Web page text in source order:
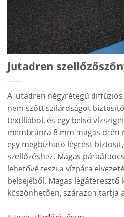
Jutadren
A Jutadren négyrétegű
nem szőtt szilárdságot
textíliából, és egy belső
membránra 8 mm magas drén
egy megbízható légrést
szellőzéshez. Magas
lehetővé teszi a vízpára
belsejéből. Magas légáteresztő
köszönhetően, szárazon tartja